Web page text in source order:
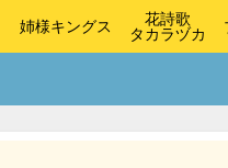
姉様キングス
花詩歌
タカラヅカ